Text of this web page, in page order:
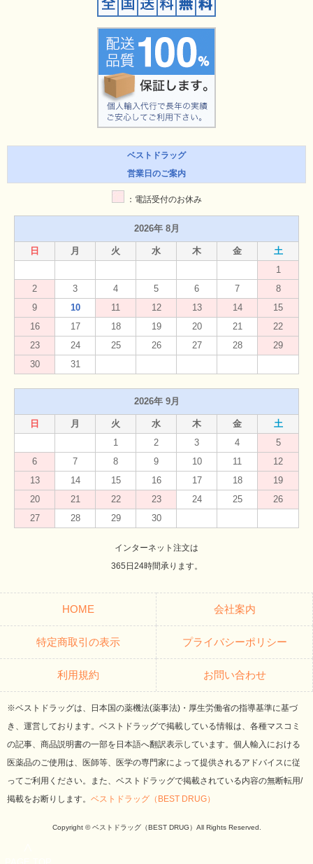
ベストドラッグ
営業日のご案内
：電話受付のお休み
2026年 8月
日 月 火 水 木 金
土
1
2
3 4 5 6 7
8
9
10 11 12 13 14
15
16
17 18 19 20 21
22
23
24 25 26 27 28
29
30
31
2026年 9月
日 月 火 水 木 金
土
1
2 3 4
5
6
7 8 9 10 11
12
13
14 15 16 17 18
19
20
21 22 23 24 25
26
27
28 29 30
インターネット注文は
365日24時間承ります。
HOME 会社案内
特定商取引の表示 プライバシーポリシー
利用規約 お問い合わせ
※ベストドラッグは、日本国の薬機法(薬事法)・厚生労働省の指導基準に基づ
き、運営しております。ベストドラッグで掲載している情報は、各種マスコミ
の記事、商品説明書の一部を日本語へ翻訳表示しています。個人輸入における
医薬品のご使用は、医師等、医学の専門家によって提供されるアドバイスに従
ってご利用ください。また、ベストドラッグで掲載されている内容の無断転用/
掲載をお断りします。 ベストドラッグ（BEST DRUG）
Copyright © ベストドラッグ（BEST DRUG）All Rights Reserved.